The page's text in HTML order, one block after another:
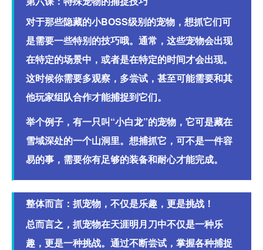
对于那些隐藏的小BOSS级别的宠物，想抓它们可
是需要一些特别的技巧哦。通常，这些宠物会出现
在特定的场景中，或者是在特定的时间才会出现。
这时候你需要多观察，多尝试，甚至可能需要和其
他玩家组队合作才能捕捉到它们。
举个例子，有一只叫“小白龙”的宠物，它可是藏在
雪域深处的一个山洞里。想捕抓它，可不是一件容
易的事，需要你有足够的装备和耐心才能完成。
整体而言：抓宠物，不仅是乐趣，更是挑战！
总而言之，抓宠物在天涯明月刀中不仅是一种乐
趣，更是一种挑战。通过不断尝试，掌握各种捕捉